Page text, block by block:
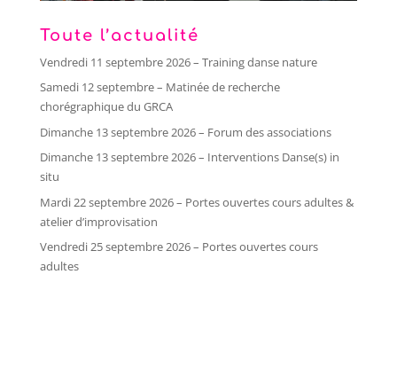
Toute l’actualité
Vendredi 11 septembre 2026 – Training danse nature
Samedi 12 septembre – Matinée de recherche
chorégraphique du GRCA
Dimanche 13 septembre 2026 – Forum des associations
Dimanche 13 septembre 2026 – Interventions Danse(s) in
situ
Mardi 22 septembre 2026 – Portes ouvertes cours adultes &
atelier d’improvisation
Vendredi 25 septembre 2026 – Portes ouvertes cours
adultes